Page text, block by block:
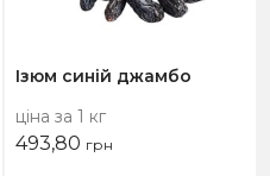
Ізюм синій джамбо
ціна за 1 кг
493,80 грн